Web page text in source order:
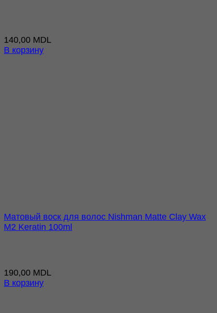
140,00 MDL
В корзину
Матовый воск для волос Nishman Matte Clay Wax
M2 Keratin 100ml
190,00 MDL
В корзину